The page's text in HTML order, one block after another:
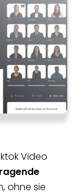
Video
ohne sie